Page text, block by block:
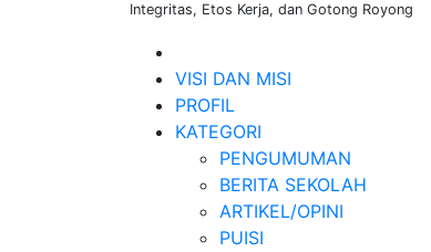
Integritas, Etos Kerja, dan Gotong Royong
VISI DAN MISI
PROFIL
KATEGORI
PENGUMUMAN
BERITA SEKOLAH
ARTIKEL/OPINI
PUISI